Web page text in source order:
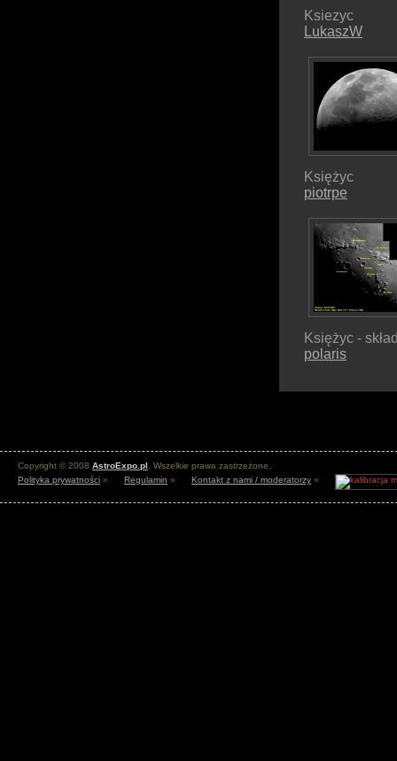
Ksiezyc
LukaszW
Księżyc
piotrpe
Księżyc -
polaris
Copyright © 2008 AstroExpo.pl . Wszelkie prawa zastrzeżone.
Polityka prywatności » Regulamin » Kontakt z nami / moderatorzy »